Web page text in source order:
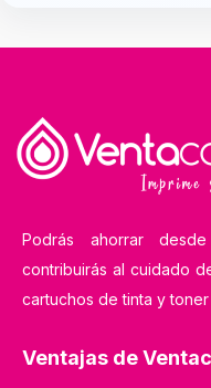
Podrás ahorrar
contribuirás al cuidado
cartuchos de tinta y
Ventajas de